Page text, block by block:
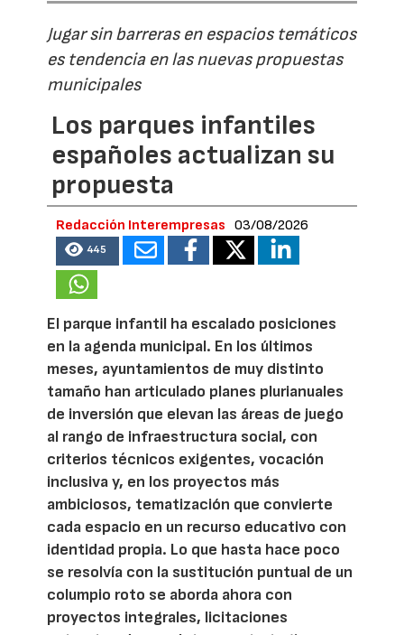
Jugar sin barreras en espacios temáticos
es tendencia en las nuevas propuestas
municipales
Los parques infantiles
españoles actualizan su
propuesta
Redacción Interempresas 03/08/2026
445
El parque infantil ha escalado posiciones
en la agenda municipal. En los últimos
meses, ayuntamientos de muy distinto
tamaño han articulado planes plurianuales
de inversión que elevan las áreas de juego
al rango de infraestructura social, con
criterios técnicos exigentes, vocación
inclusiva y, en los proyectos más
ambiciosos, tematización que convierte
cada espacio en un recurso educativo con
identidad propia. Lo que hasta hace poco
se resolvía con la sustitución puntual de un
columpio roto se aborda ahora con
proyectos integrales, licitaciones